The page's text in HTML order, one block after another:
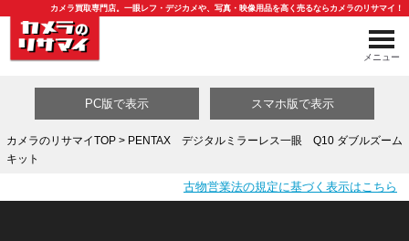
カメラ買取専門店。一眼レフ・デジカメや、写真・映像用品を高く売るならカメラのリサマイ！
メニュー
PC版で表示 スマホ版で表示
カメラのリサマイTOP> PENTAX デジタルミラーレス一眼 Q10 ダブルズーム
キット
古物営業法の規定に基づく表示はこちら